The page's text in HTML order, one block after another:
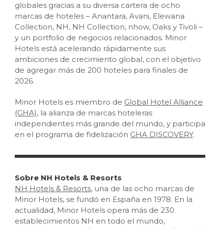
globales gracias a su diversa cartera de ocho
marcas de hoteles – Anantara, Avani, Elewana
Collection, NH, NH Collection, nhow, Oaks y Tivoli –
y un portfolio de negocios relacionados. Minor
Hotels está acelerando rápidamente sus
ambiciones de crecimiento global, con el objetivo
de agregar más de 200 hoteles para finales de
2026.
Minor Hotels es miembro de Global Hotel Alliance
(GHA), la alianza de marcas hoteleras
independientes más grande del mundo, y participa
en el programa de fidelización GHA DISCOVERY.
Sobre NH Hotels & Resorts
NH Hotels & Resorts, una de las ocho marcas de
Minor Hotels, se fundó en España en 1978. En la
actualidad, Minor Hotels opera más de 230
establecimientos NH en todo el mundo,